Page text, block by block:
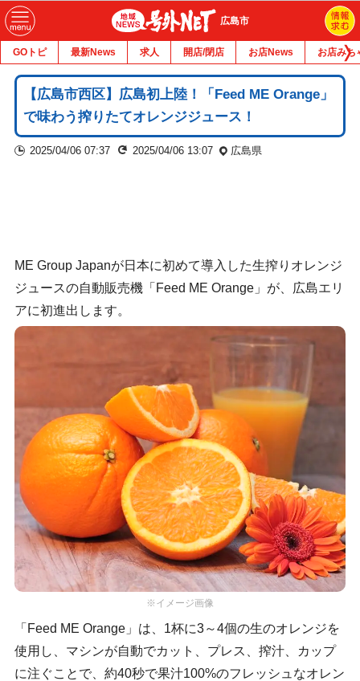
広島市
GOトピ 最新News 求人 開店/閉店 お店News お店みち
【広島市西区】広島初上陸！「Feed ME Orange」
で味わう搾りたてオレンジジュース！
2025/04/06 07:37 2025/04/06 13:07 広島県
ME Group Japanが日本に初めて導入した生搾りオレンジ
ジュースの自動販売機「Feed ME Orange」が、広島エリ
アに初進出します。
※イメージ画像
「Feed ME Orange」は、1杯に3～4個の生のオレンジを
使用し、マシンが自動でカット、プレス、搾汁、カップ
に注ぐことで、約40秒で果汁100%のフレッシュなオレン